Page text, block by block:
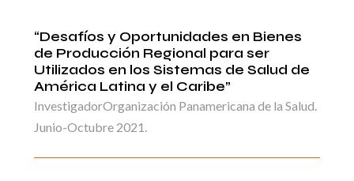
“Desafíos y Oportunidades en Bienes
de Producción Regional para ser
Utilizados en los Sistemas de Salud de
América Latina y el Caribe”
InvestigadorOrganización Panamericana de la Salud.
Junio-Octubre 2021.